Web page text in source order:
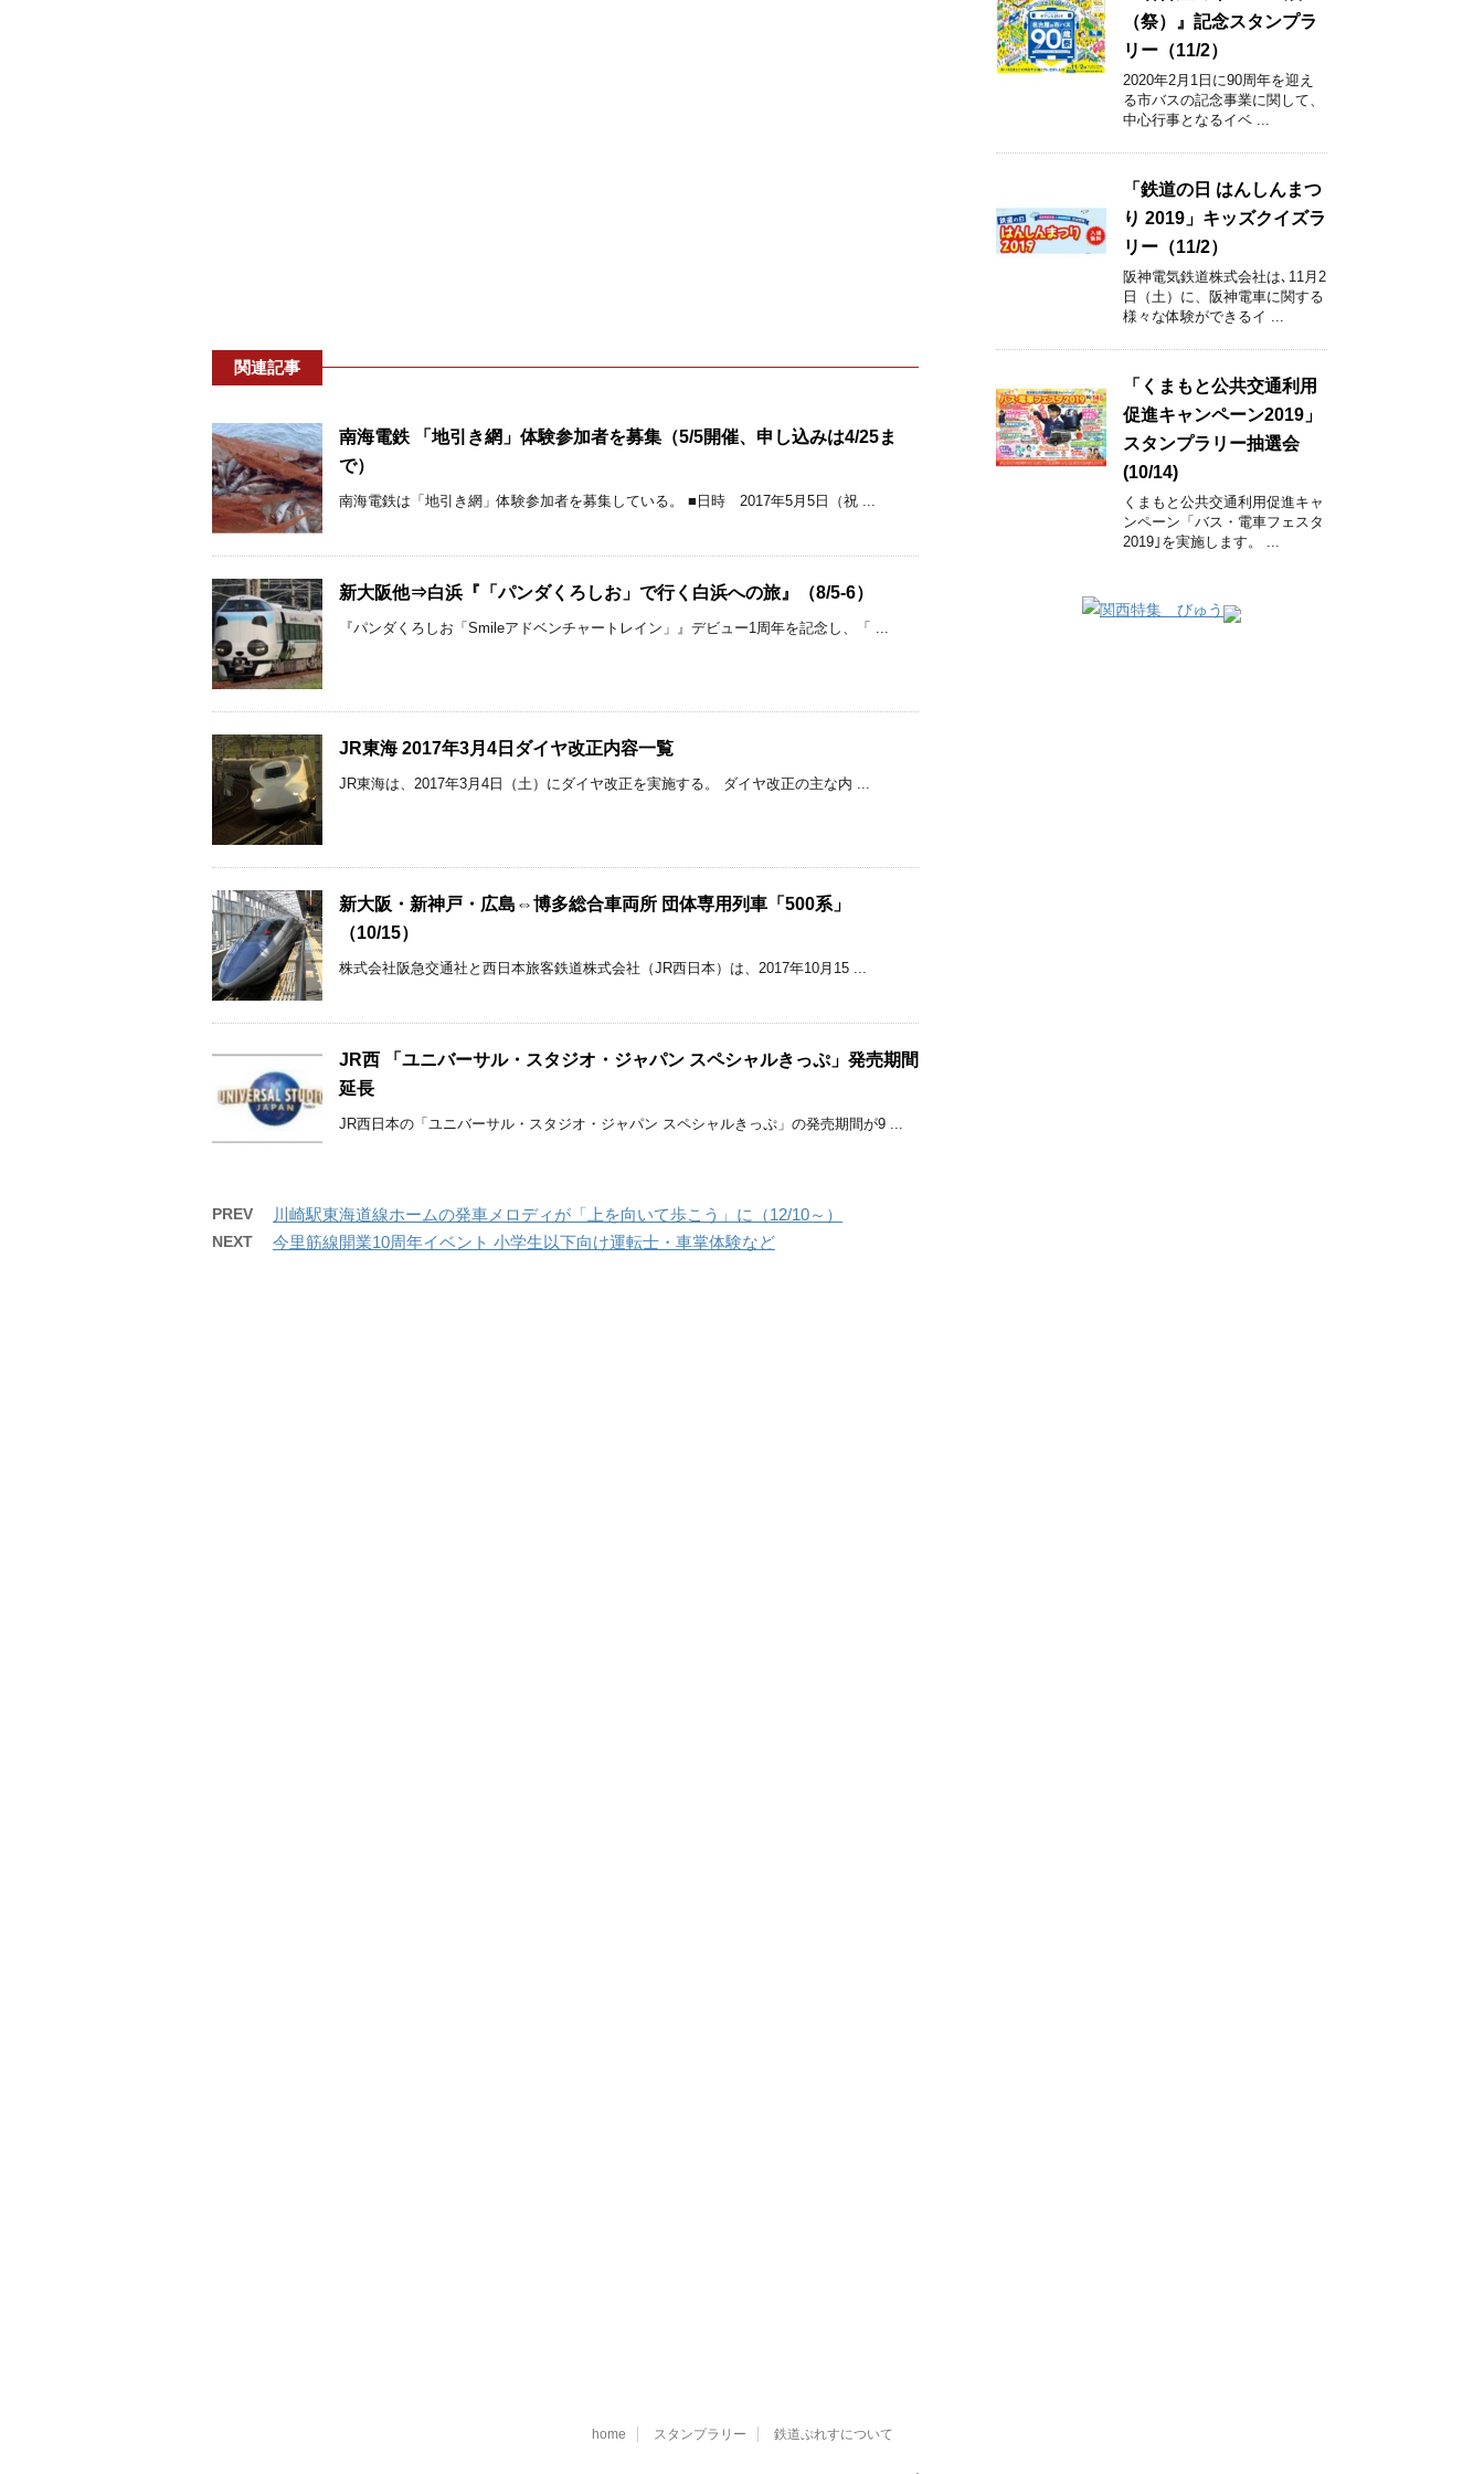
関連記事
南海電鉄 「地引き網」体験参加者を募集（5/5開催、申し込みは4/25ま
で）
南海電鉄は「地引き網」体験参加者を募集している。 ■日時 2017年5月5日（祝 ...
新大阪他⇒白浜『「パンダくろしお」で行く白浜への旅』（8/5-6）
『パンダくろしお「Smileアドベンチャートレイン」』デビュー1周年を記念し、「 ...
JR東海 2017年3月4日ダイヤ改正内容一覧
JR東海は、2017年3月4日（土）にダイヤ改正を実施する。 ダイヤ改正の主な内 ...
新大阪・新神戸・広島⇔博多総合車両所 団体専用列車「500系」
（10/15）
株式会社阪急交通社と西日本旅客鉄道株式会社（JR西日本）は、2017年10月15 ...
JR西 「ユニバーサル・スタジオ・ジャパン スペシャルきっぷ」発売期間
延長
JR西日本の「ユニバーサル・スタジオ・ジャパン スペシャルきっぷ」の発売期間が9 ...
PREV 川崎駅東海道線ホームの発車メロディが「上を向いて歩こう」に（12/10～）
NEXT 今里筋線開業10周年イベント 小学生以下向け運転士・車掌体験など
（祭）』記念スタンプラ
リー（11/2）
2020年2月1日に90周年を迎え
る市バスの記念事業に関して、
中心行事となるイベ ...
「鉄道の日 はんしんまつ
り 2019」キッズクイズラ
リー（11/2）
阪神電気鉄道株式会社は､11月2
日（土）に、阪神電車に関する
様々な体験ができるイ ...
「くまもと公共交通利用
促進キャンペーン2019」
スタンプラリー抽選会
(10/14)
くまもと公共交通利用促進キャ
ンペーン「バス・電車フェスタ
2019｣を実施します。 ...
home スタンプラリー 鉄道ぷれすについて